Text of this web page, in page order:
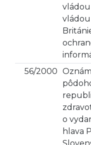
vládou
56/2000
o
hlava